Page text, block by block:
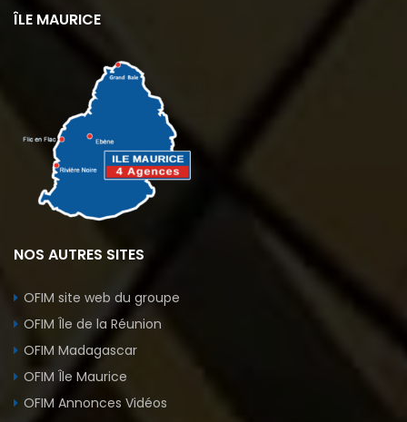
ÎLE MAURICE
NOS AUTRES SITES
OFIM site web du groupe
OFIM Île de la Réunion
OFIM Madagascar
OFIM Île Maurice
OFIM Annonces Vidéos